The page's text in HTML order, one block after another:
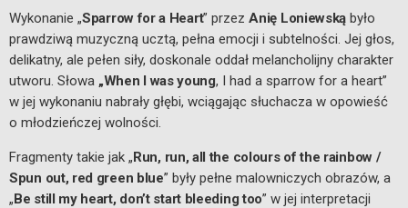
Wykonanie „Sparrow for a Heart” przezAnię Loniewską było
prawdziwą muzyczną ucztą, pełna emocji i subtelności. Jej głos,
delikatny, ale pełen siły, doskonale oddał melancholijny charakter
utworu. Słowa „When I was young, I had a sparrow for a heart”
w jej wykonaniu nabrały głębi, wciągając słuchacza w opowieść
o młodzieńczej wolności.
Fragmenty takie jak „Run, run, all the colours of the rainbow /
Spun out, red green blue” były pełne malowniczych obrazów, a
„Be still my heart, don’t start bleeding too” w jej interpretacji